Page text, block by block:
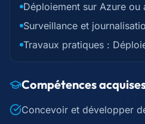
Déploiement sur Azure
Surveillance et
Travaux pratiques :
Compétences
Concevoir et développer